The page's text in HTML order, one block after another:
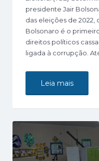
presidente Jair
das eleições de
Bolsonaro é o
direitos políticos
ligada à corrupção.
Leia mais